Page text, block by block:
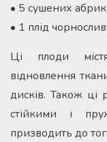
• 5 сушених
• 1 плід
Ці плоди
відновлення
дисків. Також ці
стійкими і
призводить до